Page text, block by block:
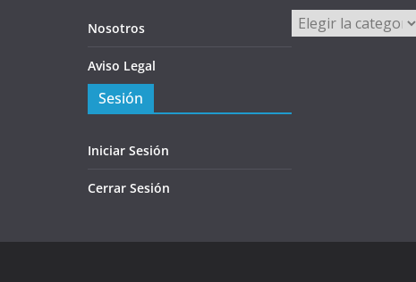
Nosotros
Aviso Legal
Sesión
Iniciar Sesión
Cerrar Sesión
Categorías